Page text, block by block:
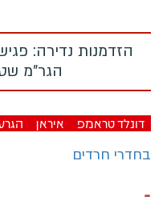
הזדמנות נדירה:
הגר"מ
דונלד טראמפ איראן
בחדרי חרדים